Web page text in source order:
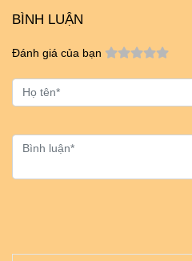
BÌNH LUẬN
Đánh giá của bạn